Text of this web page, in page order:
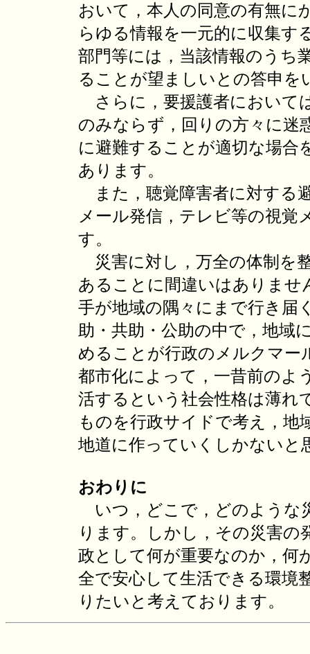
おいて，本人の同意の有無に
らゆる情報を一元的に収集す
部門等には，当該情報のうち
ることが望ましいとの答申を
さらに，要援護者において
のみならず，回りの方々に迷
に避難することが適切な場合
あります。
また，聴覚障害者に対する
メール発信，テレビ等の視覚
す。
災害に対し，万全の体制を
あることに間違いはありませ
手が地域の隅々にまで行き届
助・共助・公助の中で，地域
めることが行政のメルクマー
都市化によって，一昔前のよ
活するという社会性格は薄れ
ものを行政サイドで考え，地
地道に作っていくしかないと
おわりに
いつ，どこで，どのような
ります。しかし，その災害
政として何が重要なのか，何
全で安心して生活できる環境
りたいと考えております。